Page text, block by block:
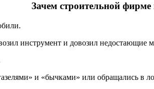
Зачем строительной фирме
инструмент и довозил недостающие
и «бычками» или обращались в